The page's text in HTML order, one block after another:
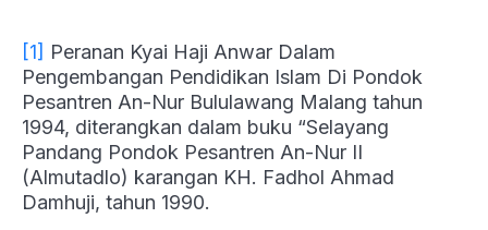
[1] Peranan Kyai Haji Anwar Dalam
Pengembangan Pendidikan Islam Di Pondok
Pesantren An-Nur Bululawang Malang tahun
1994, diterangkan dalam buku “Selayang
Pandang Pondok Pesantren An-Nur II
(Almutadlo) karangan KH. Fadhol Ahmad
Damhuji, tahun 1990.